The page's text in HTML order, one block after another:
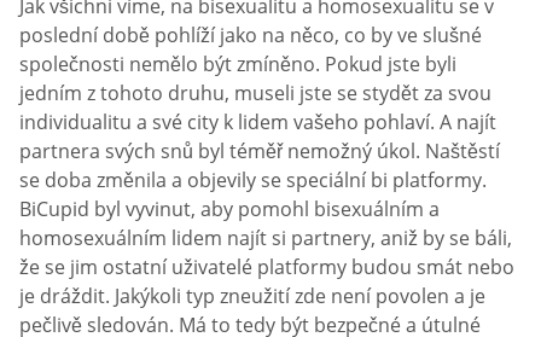
Jak všichni víme, na bisexualitu a homosexualitu se v
poslední době pohlíží jako na něco, co by ve slušné
společnosti nemělo být zmíněno. Pokud jste byli
jedním z tohoto druhu, museli jste se stydět za svou
individualitu a své city k lidem vašeho pohlaví. A najít
partnera svých snů byl téměř nemožný úkol. Naštěstí
se doba změnila a objevily se speciální bi platformy.
BiCupid byl vyvinut, aby pomohl bisexuálním a
homosexuálním lidem najít si partnery, aniž by se báli,
že se jim ostatní uživatelé platformy budou smát nebo
je dráždit. Jakýkoli typ zneužití zde není povolen a je
pečlivě sledován. Má to tedy být bezpečné a útulné